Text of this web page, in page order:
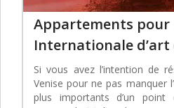
Appartements pour
Internationale d’art
Si vous avez l’intention de
Venise pour ne pas manquer
plus importants d’un